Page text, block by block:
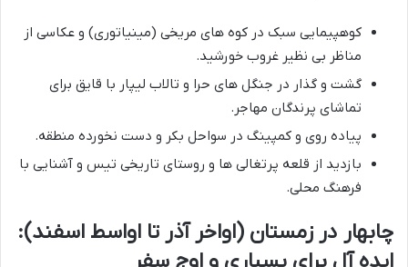
کوهپیمایی سبک در کوه های مریخی (مینیاتوری) و عکاسی از
مناظر بی نظیر غروب خورشید.
گشت و گذار در جنگل های حرا و تالاب لیپار با قایق برای
تماشای پرندگان مهاجر.
پیاده روی و کمپینگ در سواحل بکر و دست نخورده منطقه.
بازدید از قلعه پرتغالی ها و روستای تاریخی تیس و آشنایی با
فرهنگ محلی.
چابهار در زمستان (اواخر آذر تا اواسط اسفند):